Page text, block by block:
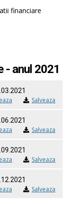
financiare
- anul 2021
Salveaza
Salveaza
Salveaza
Salveaza